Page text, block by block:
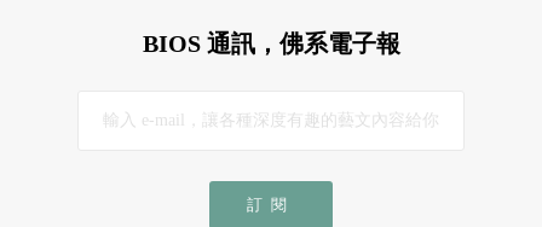
BIOS 通訊，佛系電子報
訂閱